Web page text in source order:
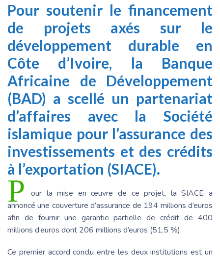
Pour soutenir le financement
de projets axés sur le
développement durable en
Côte d’Ivoire, la Banque
Africaine de Développement
(BAD) a scellé un partenariat
d’affaires avec la Société
islamique pour l’assurance des
investissements et des crédits
à l’exportation (SIACE).
P
our la mise en œuvre de ce projet, la SIACE a
annoncé une couverture d’assurance de 194 millions d’euros
afin de fournir une garantie partielle de crédit de 400
millions d’euros dont 206 millions d’euros (51,5 %).
Ce premier accord conclu entre les deux institutions est un